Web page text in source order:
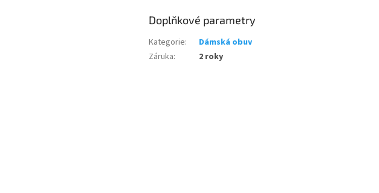
Doplňkové parametry
Kategorie:
Dámská obuv
Záruka: 2 roky